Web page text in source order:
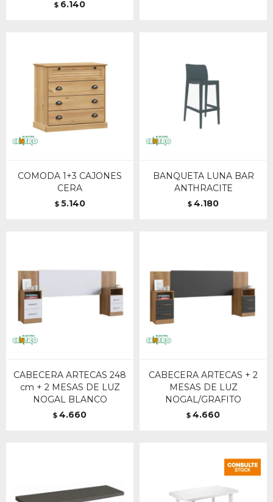
$ 6.140
COMODA 1+3 CAJONES
CERA
$ 5.140
BANQUETA LUNA BAR
ANTHRACITE
$ 4.180
CABECERA ARTECAS 248
cm + 2 MESAS DE LUZ
NOGAL BLANCO
$ 4.660
CABECERA ARTECAS + 2
MESAS DE LUZ
NOGAL/GRAFITO
$ 4.660